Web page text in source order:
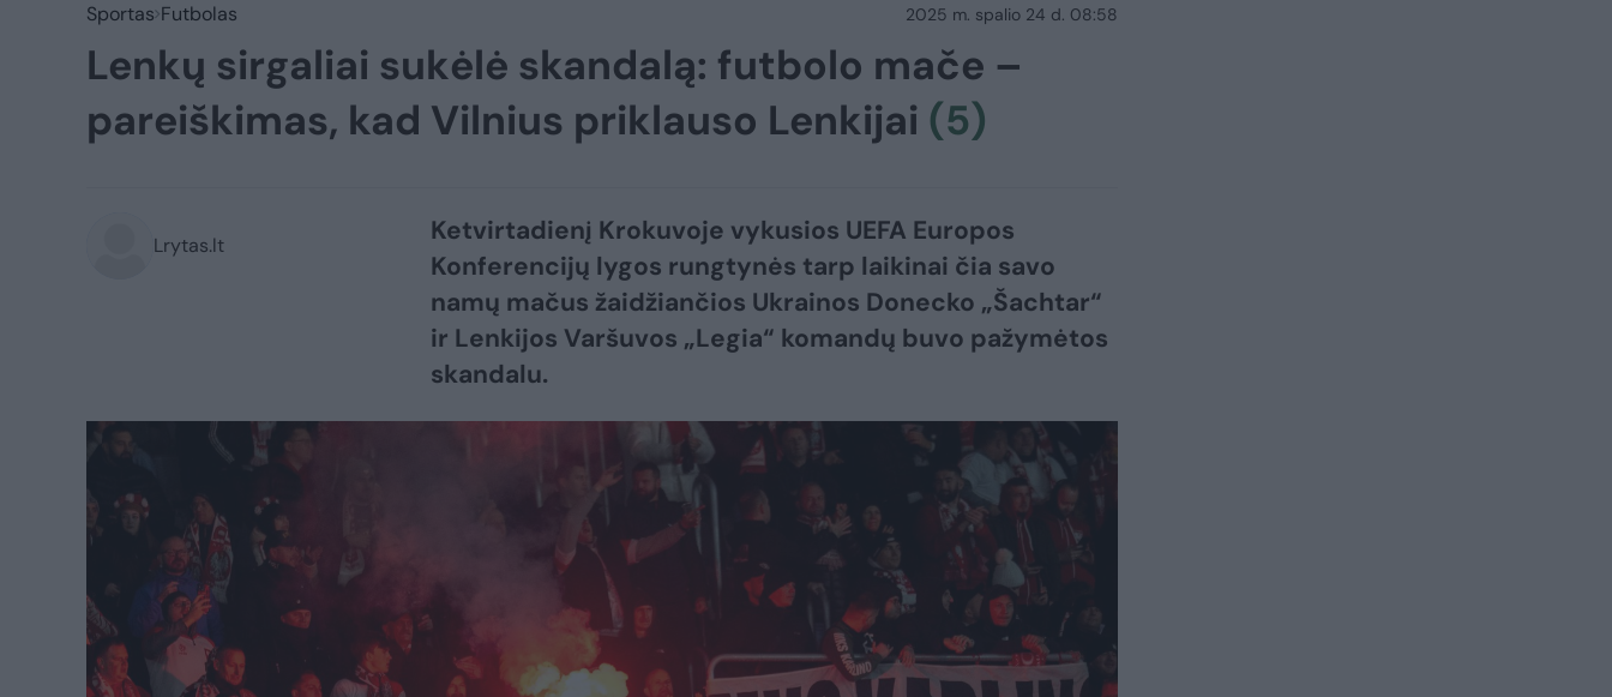
Sportas Futbolas 2025 m. spalio 24 d. 08:58
Lenkų sirgaliai sukėlė skandalą: futbolo mače –
pareiškimas, kad Vilnius priklauso Lenkijai (5)
Lrytas.lt
Ketvirtadienį Krokuvoje vykusios UEFA Europos
Konferencijų lygos rungtynės tarp laikinai čia savo
namų mačus žaidžiančios Ukrainos Donecko „Šachtar“
ir Lenkijos Varšuvos „Legia“ komandų buvo pažymėtos
skandalu.